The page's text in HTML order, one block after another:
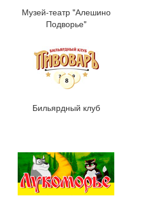
Музей-театр "Алешино
Подворье"
Бильярдный клуб